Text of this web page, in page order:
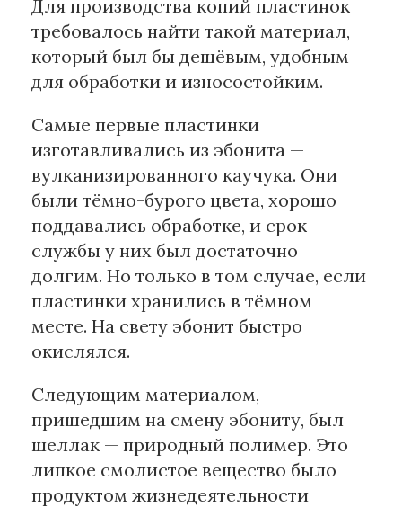
Для производства копий пластинок
требовалось найти такой материал,
который был бы дешёвым, удобным
для обработки и износостойким.
Самые первые пластинки
изготавливались из эбонита —
вулканизированного каучука. Они
были тёмно-бурого цвета, хорошо
поддавались обработке, и срок
службы у них был достаточно
долгим. Но только в том случае, если
пластинки хранились в тёмном
месте. На свету эбонит быстро
окислялся.
Следующим материалом,
пришедшим на смену эбониту, был
шеллак — природный полимер. Это
липкое смолистое вещество было
продуктом жизнедеятельности